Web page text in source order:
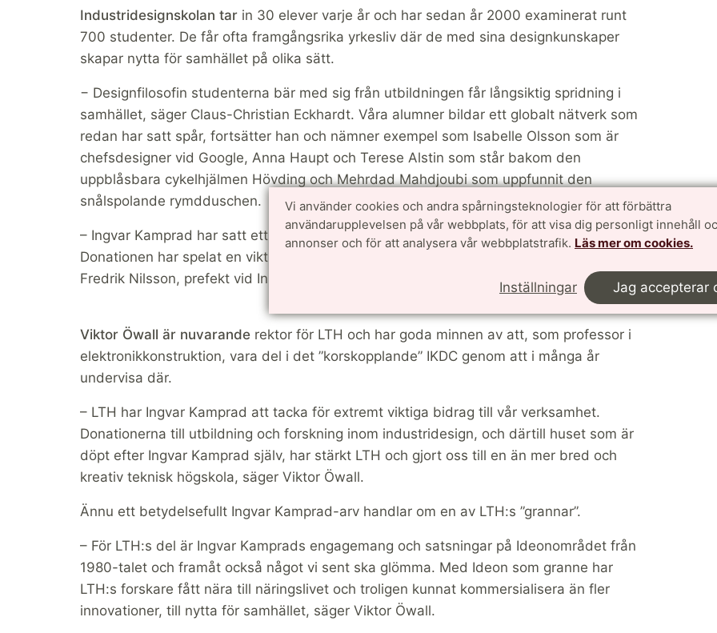
Vi använder cookies och andra spårningsteknologier för att förbättra
användarupplevelsen på vår webbplats, för att visa dig personligt innehåll
annonser och för att analysera vår webbplatstrafik. Läs mer om cookies.
Inställningar Jag accepterar
Industridesignskolan tar in 30 elever varje år och har sedan år 2000 examinerat runt
700 studenter. De får ofta framgångsrika yrkesliv där de med sina designkunskaper
skapar nytta för samhället på olika sätt.
− Designfilosofin studenterna bär med sig från utbildningen får långsiktig spridning i
samhället, säger Claus-Christian Eckhardt. Våra alumner bildar ett globalt nätverk som
redan har satt spår, fortsätter han och nämner exempel som Isabelle Olsson som är
chefsdesigner vid Google, Anna Haupt och Terese Alstin som står bakom den
uppblåsbara cykelhjälmen Hövding och Mehrdad Mahdjoubi som uppfunnit den
snålspolande rymdduschen.
– Ingvar Kamprad har satt ett stort avtryck i svensk industridesign och hos oss.
Donationen har spelat en viktig roll och effekten av den kommer leva kvar länge, säger
Fredrik Nilsson, prefekt vid Institutionen för designvetenskaper, LTH.
Viktor Öwall är nuvarande rektor för LTH och har goda minnen av att, som professor i
elektronikkonstruktion, vara del i det ”korskopplande” IKDC genom att i många år
undervisa där.
– LTH har Ingvar Kamprad att tacka för extremt viktiga bidrag till vår verksamhet.
Donationerna till utbildning och forskning inom industridesign, och därtill huset som är
döpt efter Ingvar Kamprad själv, har stärkt LTH och gjort oss till en än mer bred och
kreativ teknisk högskola, säger Viktor Öwall.
Ännu ett betydelsefullt Ingvar Kamprad-arv handlar om en av LTH:s ”grannar”.
– För LTH:s del är Ingvar Kamprads engagemang och satsningar på Ideonområdet från
1980-talet och framåt också något vi sent ska glömma. Med Ideon som granne har
LTH:s forskare fått nära till näringslivet och troligen kunnat kommersialisera än fler
innovationer, till nytta för samhället, säger Viktor Öwall.